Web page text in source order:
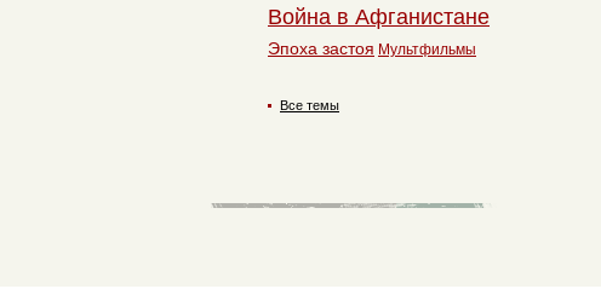
Война в Афганистане
Эпоха застоя Мультфильмы
Все темы